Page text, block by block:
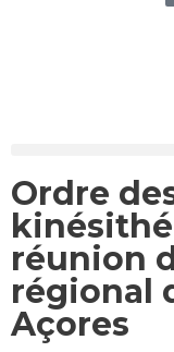
Ordre
réunion
régional
Açores